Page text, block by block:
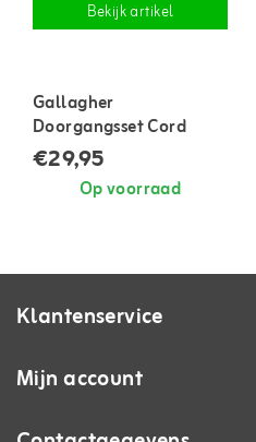
Bekijk artikel
Gallagher
Doorgangsset Cord
€29,95
Op voorraad
Klantenservice
Mijn account